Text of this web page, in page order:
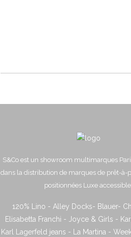
S&Co est un showroom multimarques
dans la distribution de marques de prêt-à-
positionnées Luxe
120% Lino - Alley Docks- Blauer-
Elisabetta Franchi - Joyce & Girls -
Karl Lagerfeld jeans - La Martina -